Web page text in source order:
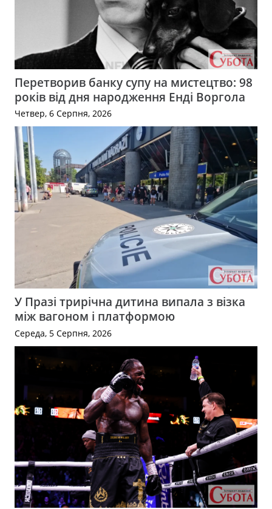
Перетворив банку супу на мистецтво: 98
років від дня народження Енді Воргола
Четвер, 6 Серпня, 2026
У Празі трирічна дитина випала з візка
між вагоном і платформою
Середа, 5 Серпня, 2026